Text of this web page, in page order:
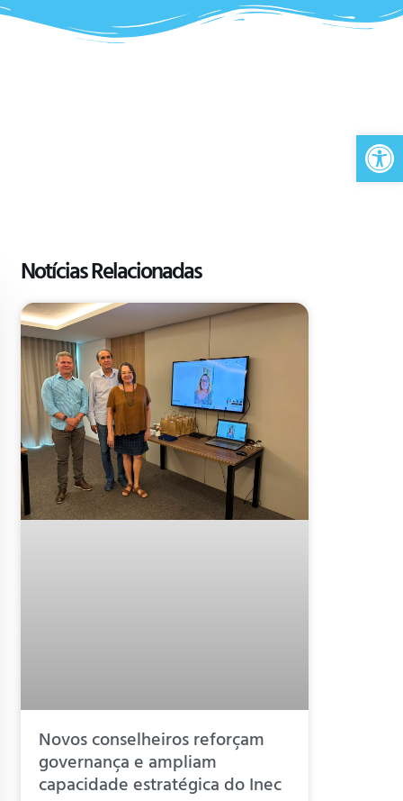
Notícias Relacionadas
Novos conselheiros reforçam
governança e ampliam
capacidade estratégica do Inec